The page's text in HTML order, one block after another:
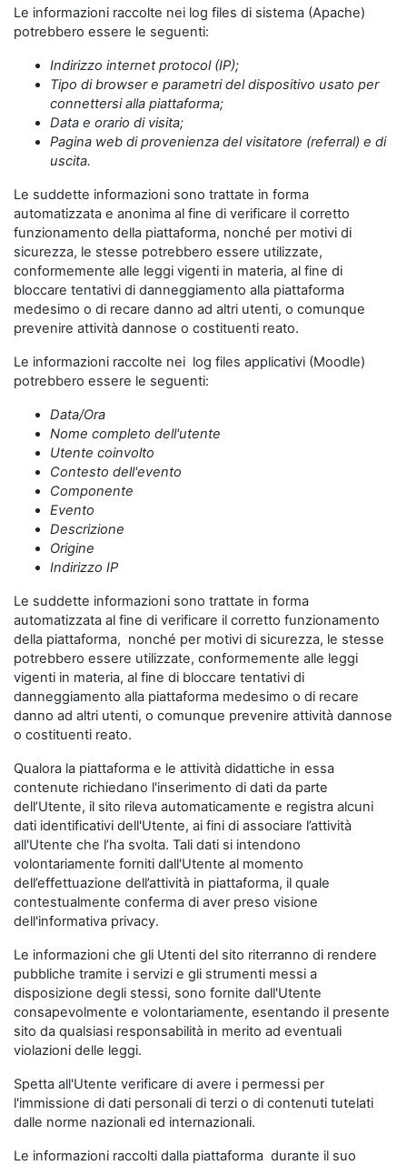
Le informazioni raccolte nei log files di sistema (Apache)
potrebbero essere le seguenti:
Indirizzo internet protocol (IP);
Tipo di browser e parametri del dispositivo usato per
connettersi alla piattaforma;
Data e orario di visita;
Pagina web di provenienza del visitatore (referral) e di
uscita.
Le suddette informazioni sono trattate in forma
automatizzata e anonima al fine di verificare il corretto
funzionamento della piattaforma, nonché per motivi di
sicurezza, le stesse potrebbero essere utilizzate,
conformemente alle leggi vigenti in materia, al fine di
bloccare tentativi di danneggiamento alla piattaforma
medesimo o di recare danno ad altri utenti, o comunque
prevenire attività dannose o costituenti reato.
Le informazioni raccolte nei log files applicativi (Moodle)
potrebbero essere le seguenti:
Data/Ora
Nome completo dell'utente
Utente coinvolto
Contesto dell'evento
Componente
Evento
Descrizione
Origine
Indirizzo IP
Le suddette informazioni sono trattate in forma
automatizzata al fine di verificare il corretto funzionamento
della piattaforma, nonché per motivi di sicurezza, le stesse
potrebbero essere utilizzate, conformemente alle leggi
vigenti in materia, al fine di bloccare tentativi di
danneggiamento alla piattaforma medesimo o di recare
danno ad altri utenti, o comunque prevenire attività dannose
o costituenti reato.
Qualora la piattaforma e le attività didattiche in essa
contenute richiedano l'inserimento di dati da parte
dell’Utente, il sito rileva automaticamente e registra alcuni
dati identificativi dell'Utente, ai fini di associare l’attività
all'Utente che l’ha svolta. Tali dati si intendono
volontariamente forniti dall'Utente al momento
dell’effettuazione dell’attività in piattaforma, il quale
contestualmente conferma di aver preso visione
dell'informativa privacy.
Le informazioni che gli Utenti del sito riterranno di rendere
pubbliche tramite i servizi e gli strumenti messi a
disposizione degli stessi, sono fornite dall'Utente
consapevolmente e volontariamente, esentando il presente
sito da qualsiasi responsabilità in merito ad eventuali
violazioni delle leggi.
Spetta all'Utente verificare di avere i permessi per
l'immissione di dati personali di terzi o di contenuti tutelati
dalle norme nazionali ed internazionali.
Le informazioni raccolti dalla piattaforma durante il suo